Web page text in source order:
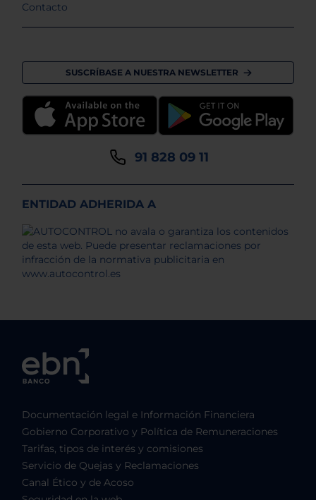
Contacto
SUSCRÍBASE A NUESTRA NEWSLETTER
91 828 09 11
ENTIDAD ADHERIDA A
Documentación legal e Información Financiera
Gobierno Corporativo y Política de Remuneraciones
Tarifas, tipos de interés y comisiones
Servicio de Quejas y Reclamaciones
Canal Ético y de Acoso